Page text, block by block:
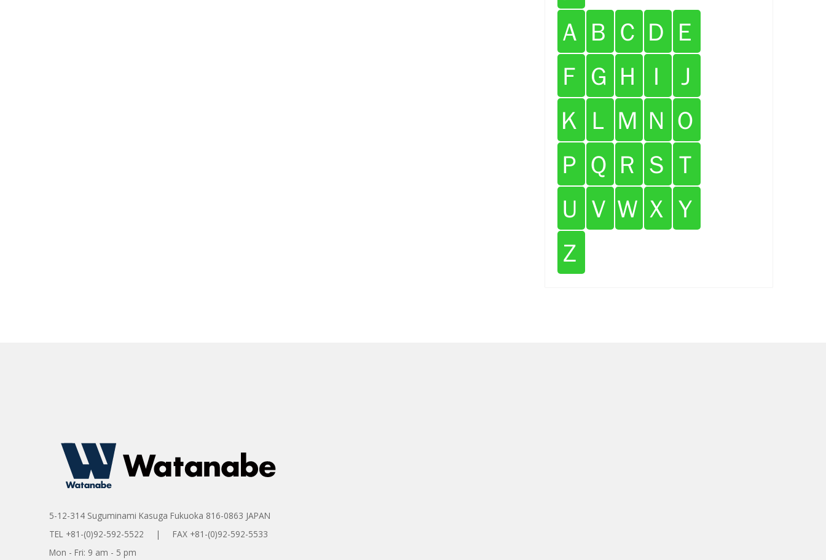
Ａ Ｂ Ｃ Ｄ Ｅ
Ｆ Ｇ Ｈ Ｉ
Ｊ
Ｋ Ｌ Ｍ Ｎ Ｏ
Ｐ Ｑ Ｒ Ｓ Ｔ
Ｕ Ｖ Ｗ Ｘ Ｙ
Ｚ
5-12-314 Suguminami Kasuga Fukuoka 816-0863 JAPAN
TEL +81-(0)92-592-5522 | FAX +81-(0)92-592-5533
Mon - Fri: 9 am - 5 pm